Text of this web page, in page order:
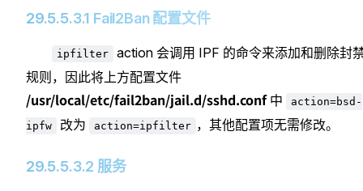
29.5.5.3.1 Fail2Ban 配置文件
ipfilter
action 会调用 IPF 的命令来添加和删除封
规则，因此将上方配置文件
/usr/local/etc/fail2ban/jail.d/sshd.conf中
action=bsd-
ipfw
改为 action=ipfilter ，其他配置项无需修改。
29.5.5.3.2 服务